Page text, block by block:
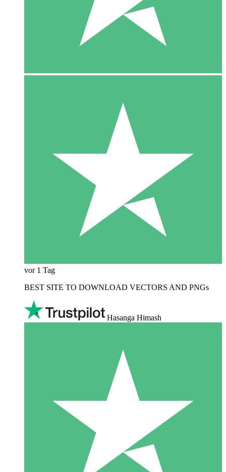
vor 1 Tag
BEST SITE TO DOWNLOAD VECTORS AND PNGs
Hasanga Himash